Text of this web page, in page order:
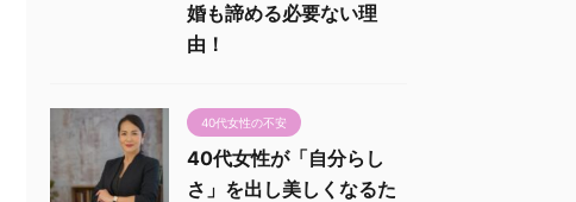
婚も諦める必要ない理
由！
40代女性の不安
40代女性が「自分らし
さ」を出し美しくなるた